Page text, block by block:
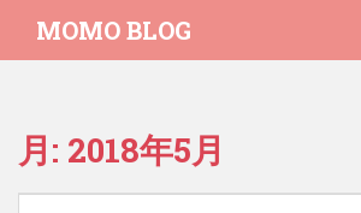
i
MOMO BLOG
月: 2018年5月